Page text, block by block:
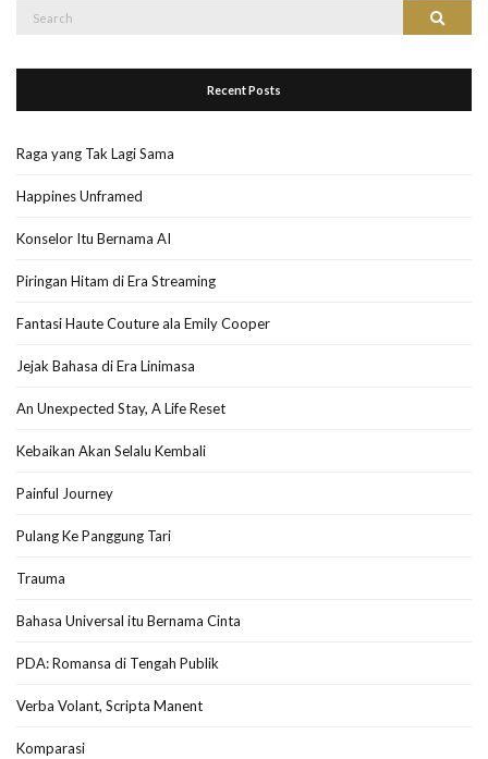
Search
Search
Recent Posts
Raga yang Tak Lagi Sama
Happines Unframed
Konselor Itu Bernama AI
Piringan Hitam di Era Streaming
Fantasi Haute Couture ala Emily Cooper
Jejak Bahasa di Era Linimasa
An Unexpected Stay, A Life Reset
Kebaikan Akan Selalu Kembali
Painful Journey
Pulang Ke Panggung Tari
Trauma
Bahasa Universal itu Bernama Cinta
PDA: Romansa di Tengah Publik
Verba Volant, Scripta Manent
Komparasi